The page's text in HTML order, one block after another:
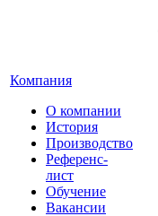
Компания
О компании
История
Производство
Референс-
лист
Обучение
Вакансии